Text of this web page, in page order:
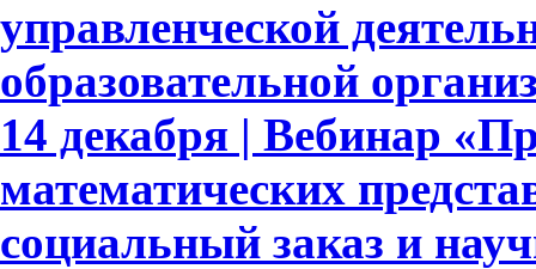
управленческой
образовательной
14 декабря | Вебинар
математических
социальный заказ и